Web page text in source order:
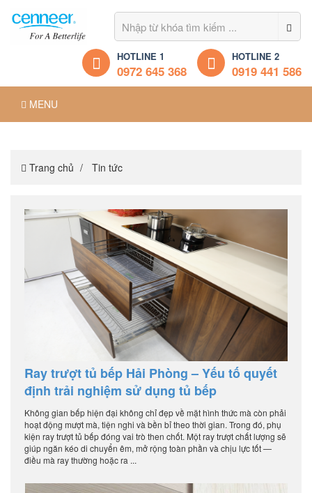
HOTLINE 1
0972 645 368
HOTLINE 2
0919 441 586
MENU
Trang chủ Tin tức
Ray trượt tủ bếp Hải Phòng – Yếu tố quyết
định trải nghiệm sử dụng tủ bếp
Không gian bếp hiện đại không chỉ đẹp về mặt hình thức mà còn phải
hoạt động mượt mà, tiện nghi và bền bỉ theo thời gian. Trong đó, phụ
kiện ray trượt tủ bếp đóng vai trò then chốt. Một ray trượt chất lượng sẽ
giúp ngăn kéo di chuyển êm, mở rộng toàn phần và chịu lực tốt —
điều mà ray thường hoặc ra ...